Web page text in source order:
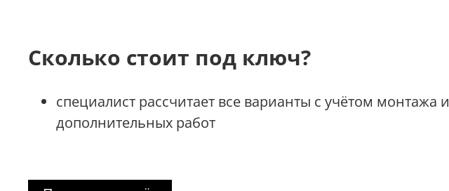
Сколько стоит под ключ?
специалист рассчитает все варианты с учётом монтажа и
дополнительных работ